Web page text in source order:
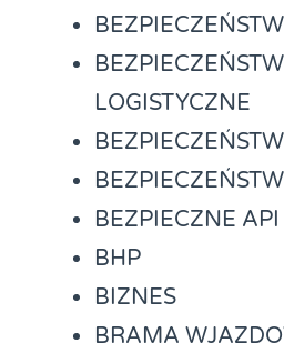
LOGISTYCZNE
BEZPIECZNE API
BHP
BIZNES
BRAMA